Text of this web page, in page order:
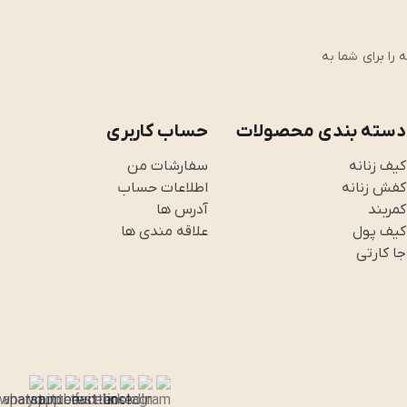
تجربه را برای شما به
دسته بندی محصولات
کیف زنانه
کفش زنانه
کمربند
کیف پول
جا کارتی
حساب کاربری
سفارشات من
اطلاعات حساب
آدرس ها
علاقه مندی ها